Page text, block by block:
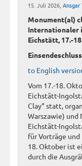
15. Juli 2026, Ansgar
Monument(al)
Internationaler
Eichstätt, 17.-
to English
Vom 17.-18.
Eichstätt-
Clay“ statt,
Warszawie) und
Eichstätt-
für Vorträge
18. Oktober ist
durch die